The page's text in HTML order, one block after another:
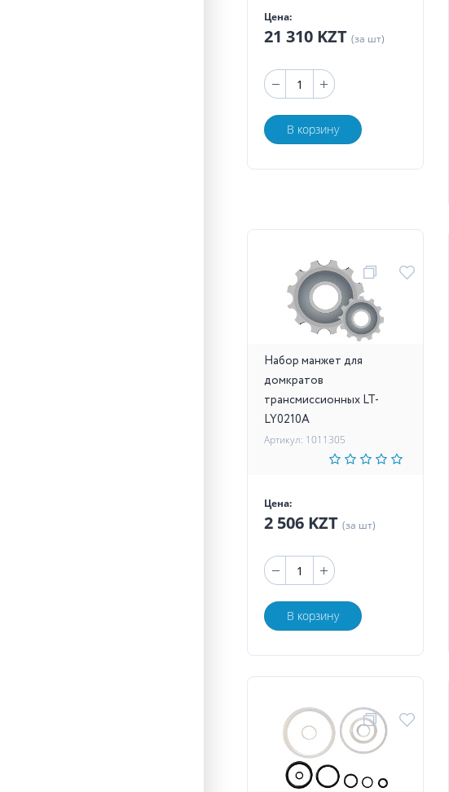
Цена:
21 310 KZT (за шт)
В корзину
Набор манжет для
домкратов
трансмиссионных LT-
LY0210A
Артикул: 1011305
Цена:
2 506 KZT (за шт)
В корзину